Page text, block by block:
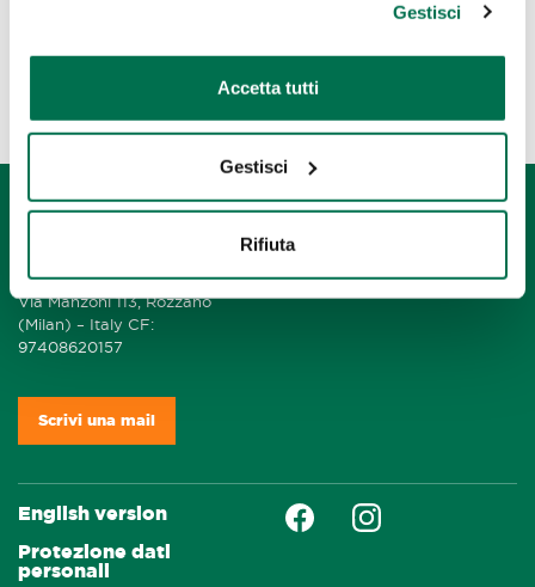
oppure cliccare su “GESTISCI” per scegliere quali
cookie
Gestisci
Accetta tutti
Gestisci
Rifiuta
cellule di peptidi riconosciuti dai linfociti T.
Fondazione Humanitas per la
Via Manzoni 113, Rozzano
(Milan) – Italy CF:
97408620157
Scrivi una mail
English version
Protezione dati
personali
FaceboockInstagram